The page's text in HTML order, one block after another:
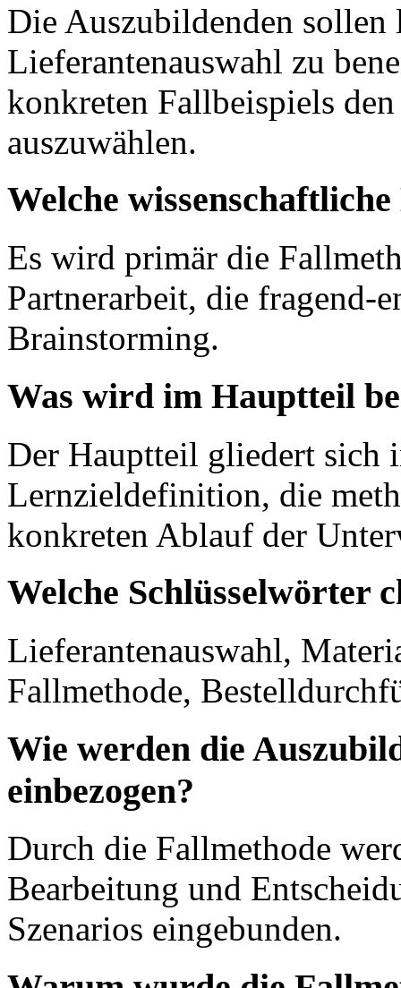
Die Auszubildenden
Lieferantenauswahl zu
konkreten Fallbeispiels
auszuwählen.
Welche
Es wird primär die
Partnerarbeit, die fragend-
Brainstorming.
Was wird im Hauptteil
Der Hauptteil gliedert sich
Lernzieldefinition, die
konkreten Ablauf der
Welche Schlüsselwörter
Lieferantenauswahl,
Fallmethode,
Wie werden die
einbezogen?
Durch die Fallmethode
Bearbeitung und
Szenarios eingebunden.